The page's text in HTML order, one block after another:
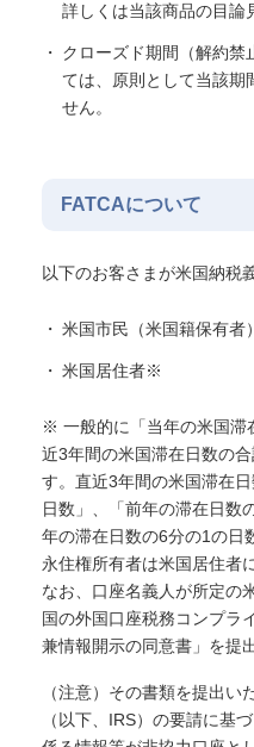
詳しくは当該商品の目論
クローズド期間（解約禁
ては、原則として当該期
せん。
FATCAについて
以下のお客さまが米国納税
米国市民（米国籍保有者）
米国居住者※
※ 一般的に「当年の米国滞
近3年間の米国滞在日数の
す。直近3年間の米国滞在
日数」、「前年の滞在日数
年の滞在日数の6分の1の日
永住権所有者は米国居住者
なお、口座名義人が所定の
国の外国口座税務コンプラ
兼情報開示の同意書」を提
（注意）その書類を提出
（以下、IRS）の要請に基